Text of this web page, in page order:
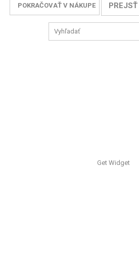
POKRAČOVAŤ V NÁKUPE
Get Widget